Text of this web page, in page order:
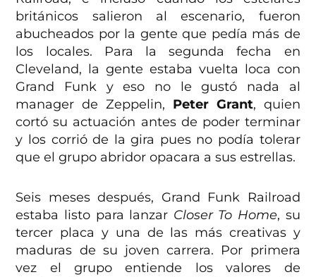
británicos salieron al escenario, fueron
abucheados por la gente que pedía más de
los locales. Para la segunda fecha en
Cleveland, la gente estaba vuelta loca con
Grand Funk y eso no le gustó nada al
manager de Zeppelin, Peter Grant, quien
cortó su actuación antes de poder terminar
y los corrió de la gira pues no podía tolerar
que el grupo abridor opacara a sus estrellas.
Seis meses después, Grand Funk Railroad
estaba listo para lanzar Closer To Home, su
tercer placa y una de las más creativas y
maduras de su joven carrera. Por primera
vez el grupo entiende los valores de